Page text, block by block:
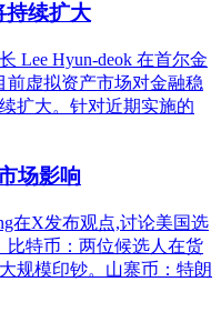
持续扩大
Lee Hyun-deok 在首尔金
前虚拟资产市场对金融稳
扩大。针对近期实施的
场影响
在X发布观点,讨论美国选
比特币：两位候选人在货
规模印钞。山寨币：特朗